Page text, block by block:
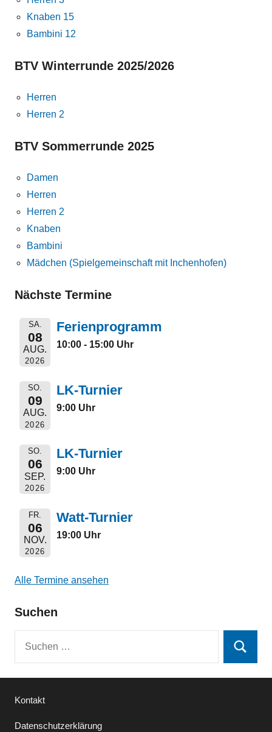
Knaben 15
Bambini 12
BTV Winterrunde 2025/2026
Herren
Herren 2
BTV Sommerrunde 2025
Damen
Herren
Herren 2
Knaben
Bambini
Mädchen (Spielgemeinschaft mit Inchenhofen)
Nächste Termine
SA.
08
AUG.
2026
Ferienprogramm
10:00 - 15:00 Uhr
SO.
09
AUG.
2026
LK-Turnier
9:00 Uhr
SO.
06
SEP.
2026
LK-Turnier
9:00 Uhr
FR.
06
NOV.
2026
Watt-Turnier
19:00 Uhr
Alle Termine ansehen
Suchen
Suchen
Kontakt
Datenschutzerklärung